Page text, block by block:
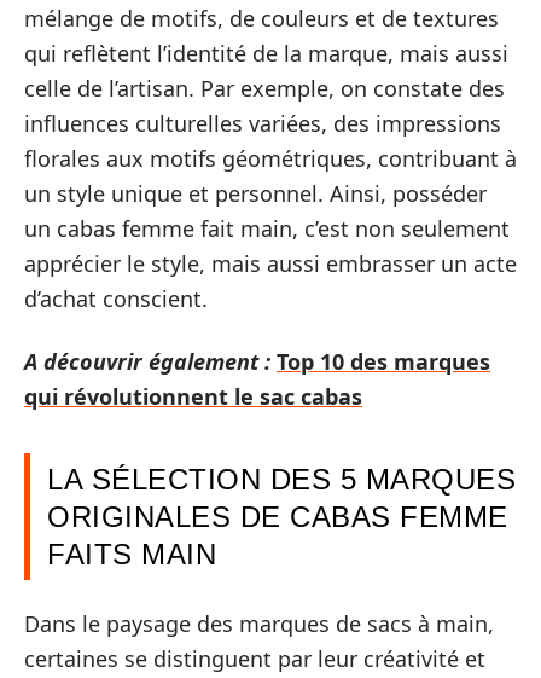
mélange de motifs, de couleurs et de textures
qui reflètent l’identité de la marque, mais aussi
celle de l’artisan. Par exemple, on constate des
influences culturelles variées, des impressions
florales aux motifs géométriques, contribuant à
un style unique et personnel. Ainsi, posséder
un cabas femme fait main, c’est non seulement
apprécier le style, mais aussi embrasser un acte
d’achat conscient.
A découvrir également : Top 10 des marques
qui révolutionnent le sac cabas
LA SÉLECTION DES 5 MARQUES
ORIGINALES DE CABAS FEMME
FAITS MAIN
Dans le paysage des marques de sacs à main,
certaines se distinguent par leur créativité et